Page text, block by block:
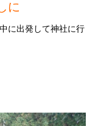
に
に出発して神社に行